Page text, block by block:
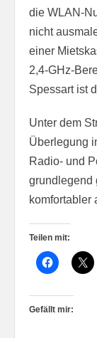
die WLAN-
nicht
einer
2,4-GHz-
Spessart ist
Unter dem
Überlegung
Radio- und
grundlegend
komfortabler
Teilen mit:
Gefällt mir: